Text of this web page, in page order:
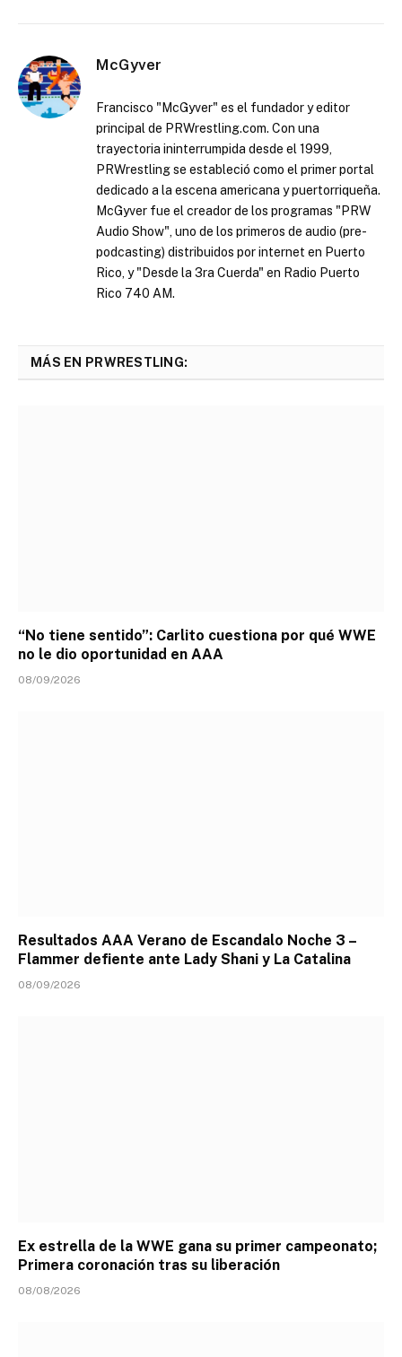
McGyver
Francisco "McGyver" es el fundador y editor
principal de PRWrestling.com. Con una
trayectoria ininterrumpida desde el 1999,
PRWrestling se estableció como el primer portal
dedicado a la escena americana y puertorriqueña.
McGyver fue el creador de los programas "PRW
Audio Show", uno de los primeros de audio (pre-
podcasting) distribuidos por internet en Puerto
Rico, y "Desde la 3ra Cuerda" en Radio Puerto
Rico 740 AM.
MÁS EN PRWRESTLING:
“No tiene sentido”: Carlito cuestiona por qué WWE
no le dio oportunidad en AAA
08/09/2026
Resultados AAA Verano de Escandalo Noche 3 –
Flammer defiente ante Lady Shani y La Catalina
08/09/2026
Ex estrella de la WWE gana su primer campeonato;
Primera coronación tras su liberación
08/08/2026